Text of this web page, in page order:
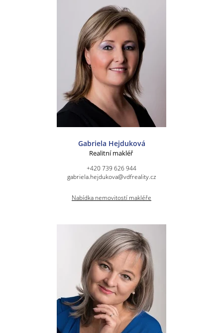
Gabriela Hejduková
Realitní makléř
+420 739 626 944
gabriela.hejdukova@vdfreality.cz
Nabídka nemovitostí makléře